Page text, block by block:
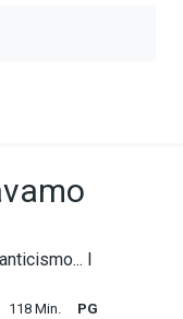
I
118 Min.
PG